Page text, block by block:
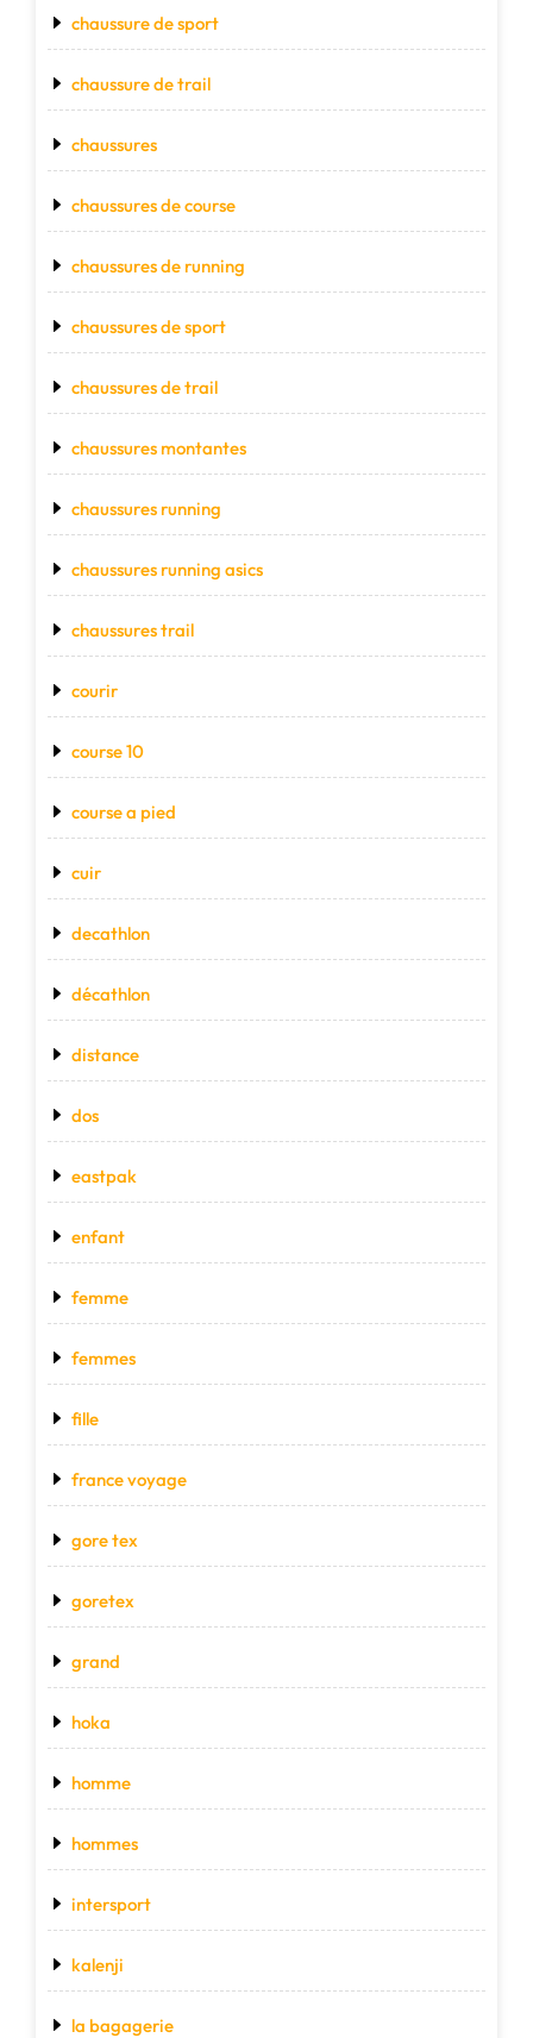
chaussure de sport
chaussure de trail
chaussures
chaussures de course
chaussures de running
chaussures de sport
chaussures de trail
chaussures montantes
chaussures running
chaussures running asics
chaussures trail
courir
course 10
course a pied
cuir
decathlon
décathlon
distance
dos
eastpak
enfant
femme
femmes
fille
france voyage
gore tex
goretex
grand
hoka
homme
hommes
intersport
kalenji
la bagagerie